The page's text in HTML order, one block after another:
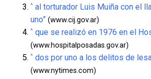
^ al torturador Luis Muiña con el
uno” (www.cij.gov.ar)
^ que se realizó en 1976 en el
(www.hospitalposadas.gov.ar)
^ dos por uno a los delitos de
(www.nytimes.com)